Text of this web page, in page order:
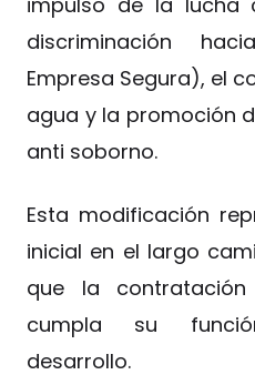
discriminación
Empresa Segura), el
agua y la promoción
anti soborno.
Esta modificación
inicial en el largo
que la
cumpla su
desarrollo.